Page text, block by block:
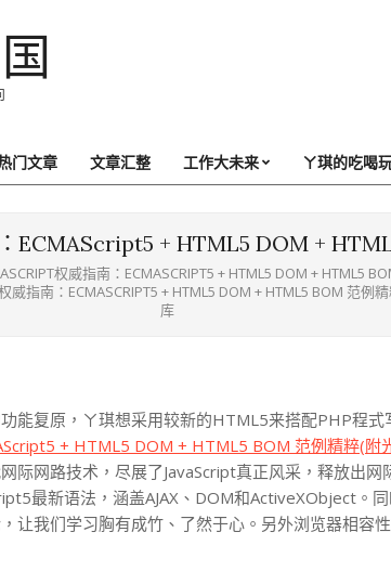
门文章 文章汇整 工作大未来 ㄚ琪的吃喝
ECMAScript5 + HTML5 DOM +
权威指南：ECMASCRIPT5 + HTML5 DOM + HTML5
权威指南：ECMASCRIPT5 + HTML5 DOM + HTML5 BOM 范例
库
能复原，ㄚ琪想采用较新的HTML5来搭配PHP程
+ HTML5 DOM + HTML5 BOM 范例精粹(附
际网路技术，尽展了JavaScript真正风采，释放出
最新语法，涵盖AJAX、DOM和ActiveXObject。
让我们学习胸有成竹、了然于心。另外浏览器相容